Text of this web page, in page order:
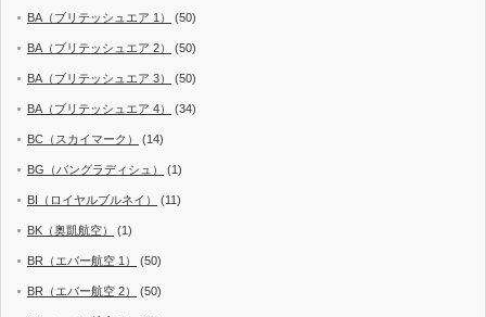
BA（ブリテッシュエア 1） (50)
BA（ブリテッシュエア 2） (50)
BA（ブリテッシュエア 3） (50)
BA（ブリテッシュエア 4） (34)
BC（スカイマーク） (14)
BG（バングラディシュ） (1)
BI（ロイヤルブルネイ） (11)
BK（奥凱航空） (1)
BR（エバー航空 1） (50)
BR（エバー航空 2） (50)